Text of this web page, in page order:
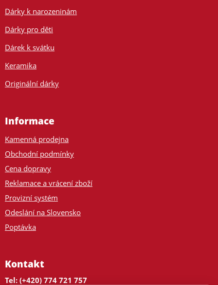
Dárky k narozeninám
Dárky pro děti
Dárek k svátku
Keramika
Originální dárky
Informace
Kamenná prodejna
Obchodní podmínky
Cena dopravy
Reklamace a vrácení zboží
Provizní systém
Odeslání na Slovensko
Poptávka
Kontakt
Tel: (+420) 774 721 757